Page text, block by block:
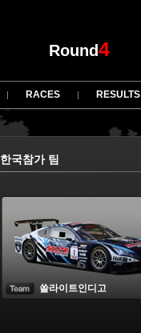
Round4
RACES RESULTS
한국참가 팀
쏠라이트인디고